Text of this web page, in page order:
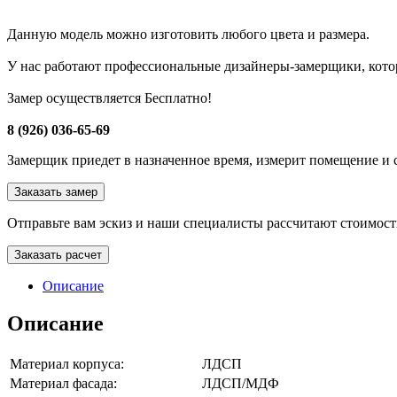
Данную модель можно изготовить любого цвета и размера.
У нас работают профессиональные дизайнеры-замерщики,
Замер осуществляется Бесплатно!
8 (926) 036-65-69
Замерщик приедет в назначенное время, измерит помещение и
Заказать замер
Отправьте вам эскиз и наши специалисты рассчитают
Заказать расчет
Описание
Описание
Материал корпуса:
ЛДСП
Материал фасада:
ЛДСП/МДФ